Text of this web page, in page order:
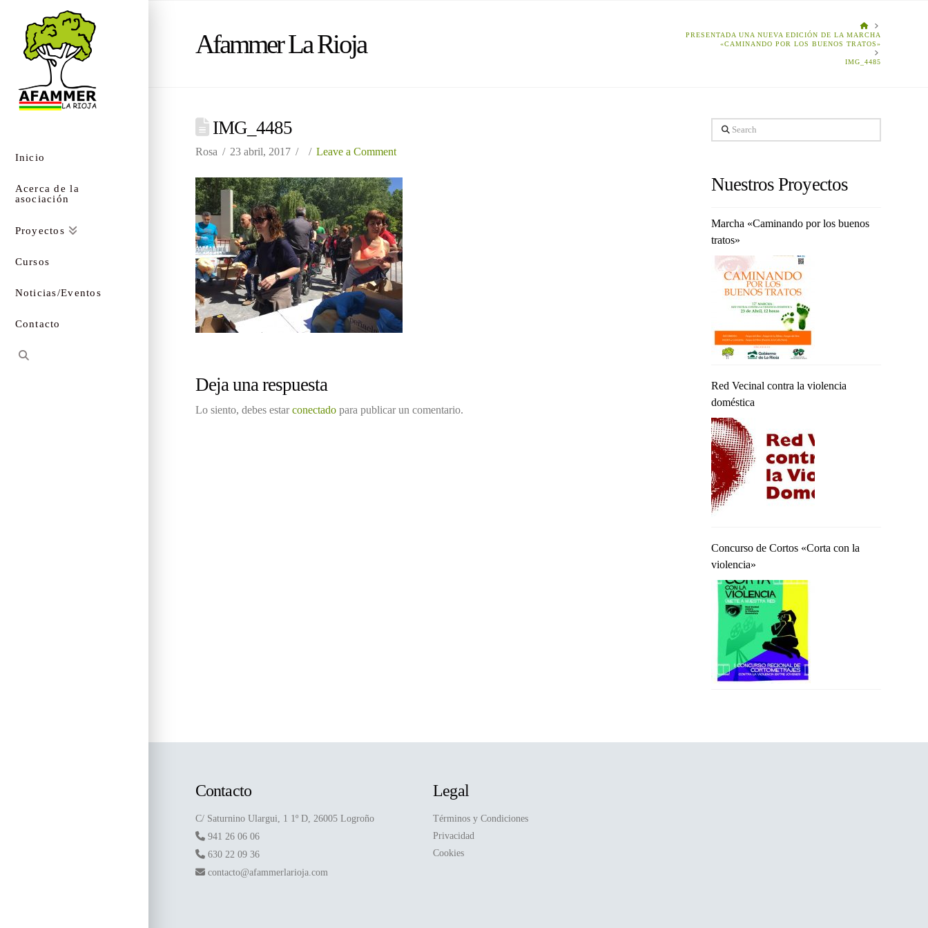
Inicio
Acerca de la
asociación
Proyectos
Cursos
Noticias/Eventos
Contacto
Afammer La Rioja
HOME
PRESENTADA UNA NUEVA EDICIÓN DE LA MARCHA
«CAMINANDO POR LOS BUENOS TRATOS»
IMG_4485
IMG_4485
Rosa 23 abril, 2017 Leave a Comment
Deja una respuesta
Lo siento, debes estarconectadopara publicar un comentario.
Search
Nuestros Proyectos
Marcha «Caminando por los buenos
tratos»
Red Vecinal contra la violencia
doméstica
Concurso de Cortos «Corta con la
violencia»
Contacto
C/ Saturnino Ulargui, 1 1º D, 26005 Logroño
941 26 06 06
630 22 09 36
contacto@afammerlarioja.com
Legal
Términos y Condiciones
Privacidad
Cookies